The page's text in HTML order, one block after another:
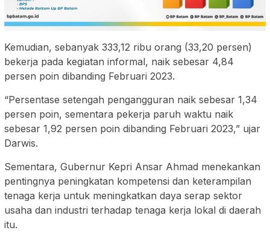
Kemudian, sebanyak 333,12 ribu orang (33,20 persen)
bekerja pada kegiatan informal, naik sebesar 4,84
persen poin dibanding Februari 2023.
“Persentase setengah pengangguran naik sebesar 1,34
persen poin, sementara pekerja paruh waktu naik
sebesar 1,92 persen poin dibanding Februari 2023,” ujar
Darwis.
Sementara, Gubernur Kepri Ansar Ahmad menekankan
pentingnya peningkatan kompetensi dan keterampilan
tenaga kerja untuk meningkatkan daya serap sektor
usaha dan industri terhadap tenaga kerja lokal di daerah
itu.